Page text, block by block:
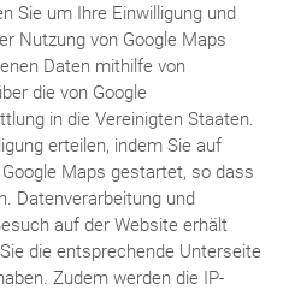
Sie um Ihre Einwilligung und
Nutzung von Google Maps
Daten mithilfe von
die von Google
in die Vereinigten Staaten.
erteilen, indem Sie auf
Google Maps gestartet, so dass
Datenverarbeitung und
auf der Website erhält
die entsprechende Unterseite
Zudem werden die IP-